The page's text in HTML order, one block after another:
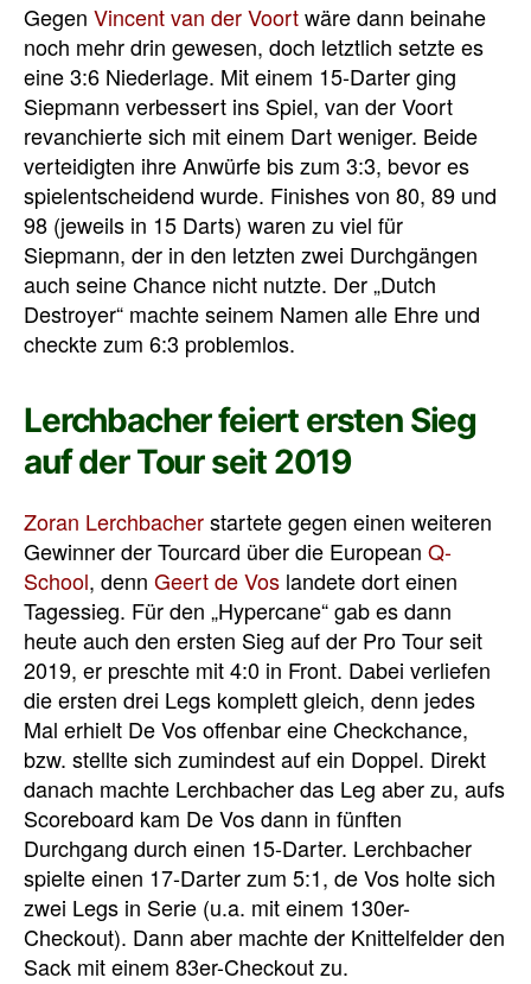
Gegen Vincent van der Voortwäre dann beinahe
noch mehr drin gewesen, doch letztlich setzte es
eine 3:6 Niederlage. Mit einem 15-Darter ging
Siepmann verbessert ins Spiel, van der Voort
revanchierte sich mit einem Dart weniger. Beide
verteidigten ihre Anwürfe bis zum 3:3, bevor es
spielentscheidend wurde. Finishes von 80, 89 und
98 (jeweils in 15 Darts) waren zu viel für
Siepmann, der in den letzten zwei Durchgängen
auch seine Chance nicht nutzte. Der „Dutch
Destroyer“ machte seinem Namen alle Ehre und
checkte zum 6:3 problemlos.
Lerchbacher feiert ersten Sieg
auf der Tour seit 2019
Zoran Lerchbacherstartete gegen einen weiteren
Gewinner der Tourcard über die European Q-
School, denn Geert de Vos landete dort einen
Tagessieg. Für den „Hypercane“ gab es dann
heute auch den ersten Sieg auf der Pro Tour seit
2019, er preschte mit 4:0 in Front. Dabei verliefen
die ersten drei Legs komplett gleich, denn jedes
Mal erhielt De Vos offenbar eine Checkchance,
bzw. stellte sich zumindest auf ein Doppel. Direkt
danach machte Lerchbacher das Leg aber zu, aufs
Scoreboard kam De Vos dann in fünften
Durchgang durch einen 15-Darter. Lerchbacher
spielte einen 17-Darter zum 5:1, de Vos holte sich
zwei Legs in Serie (u.a. mit einem 130er-
Checkout). Dann aber machte der Knittelfelder den
Sack mit einem 83er-Checkout zu.